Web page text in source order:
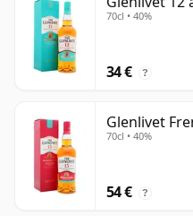
70cl • 40%
34 € ?
Glenlivet
70cl • 40%
54 € ?